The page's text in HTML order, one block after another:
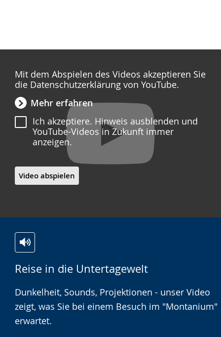
Mit dem Abspielen des Videos akzeptieren Sie
die Datenschutzerklärung von YouTube.
Mehr erfahren
Ich akzeptiere. Hinweis ausblenden und
YouTube-Videos in Zukunft immer
anzeigen.
Video abspielen
Reise in die Untertagewelt
Leichten
Sprache
wechseln.
Audio-
Unterstützung.
Video
in
Deutscher
Gebärdensprache
Dunkelheit, Sounds, Projektionen - unser Video
zeigt, was Sie bei einem Besuch im "Montanium"
erwartet.